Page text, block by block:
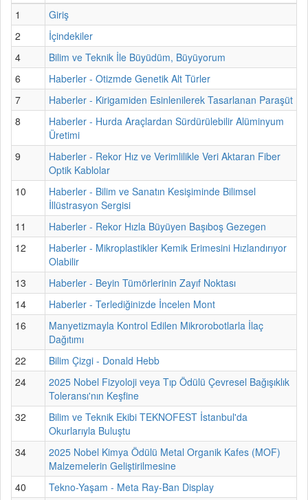
1
Giriş
2
İçindekiler
4
Bilim ve Teknik İle Büyüdüm, Büyüyorum
6
Haberler - Otizmde Genetik Alt Türler
7
Haberler - Kirigamiden Esinlenilerek Tasarlanan Paraşüt
8
Haberler - Hurda Araçlardan Sürdürülebilir Alüminyum
Üretimi
9
Haberler - Rekor Hız ve Verimlilikle Veri Aktaran Fiber
Optik Kablolar
10
Haberler - Bilim ve Sanatın Kesişiminde Bilimsel
İllüstrasyon Sergisi
11
Haberler - Rekor Hızla Büyüyen Başıboş Gezegen
12
Haberler - Mikroplastikler Kemik Erimesini Hızlandırıyor
Olabilir
13
Haberler - Beyin Tümörlerinin Zayıf Noktası
14
Haberler - Terlediğinizde İncelen Mont
16
Manyetizmayla Kontrol Edilen Mikrorobotlarla İlaç
Dağıtımı
22
Bilim Çizgi - Donald Hebb
24
2025 Nobel Fizyoloji veya Tıp Ödülü Çevresel Bağışıklık
Toleransı'nın Keşfine
32
Bilim ve Teknik Ekibi TEKNOFEST İstanbul'da
Okurlarıyla Buluştu
34
2025 Nobel Kimya Ödülü Metal Organik Kafes (MOF)
Malzemelerin Geliştirilmesine
40
Tekno-Yaşam - Meta Ray-Ban Display